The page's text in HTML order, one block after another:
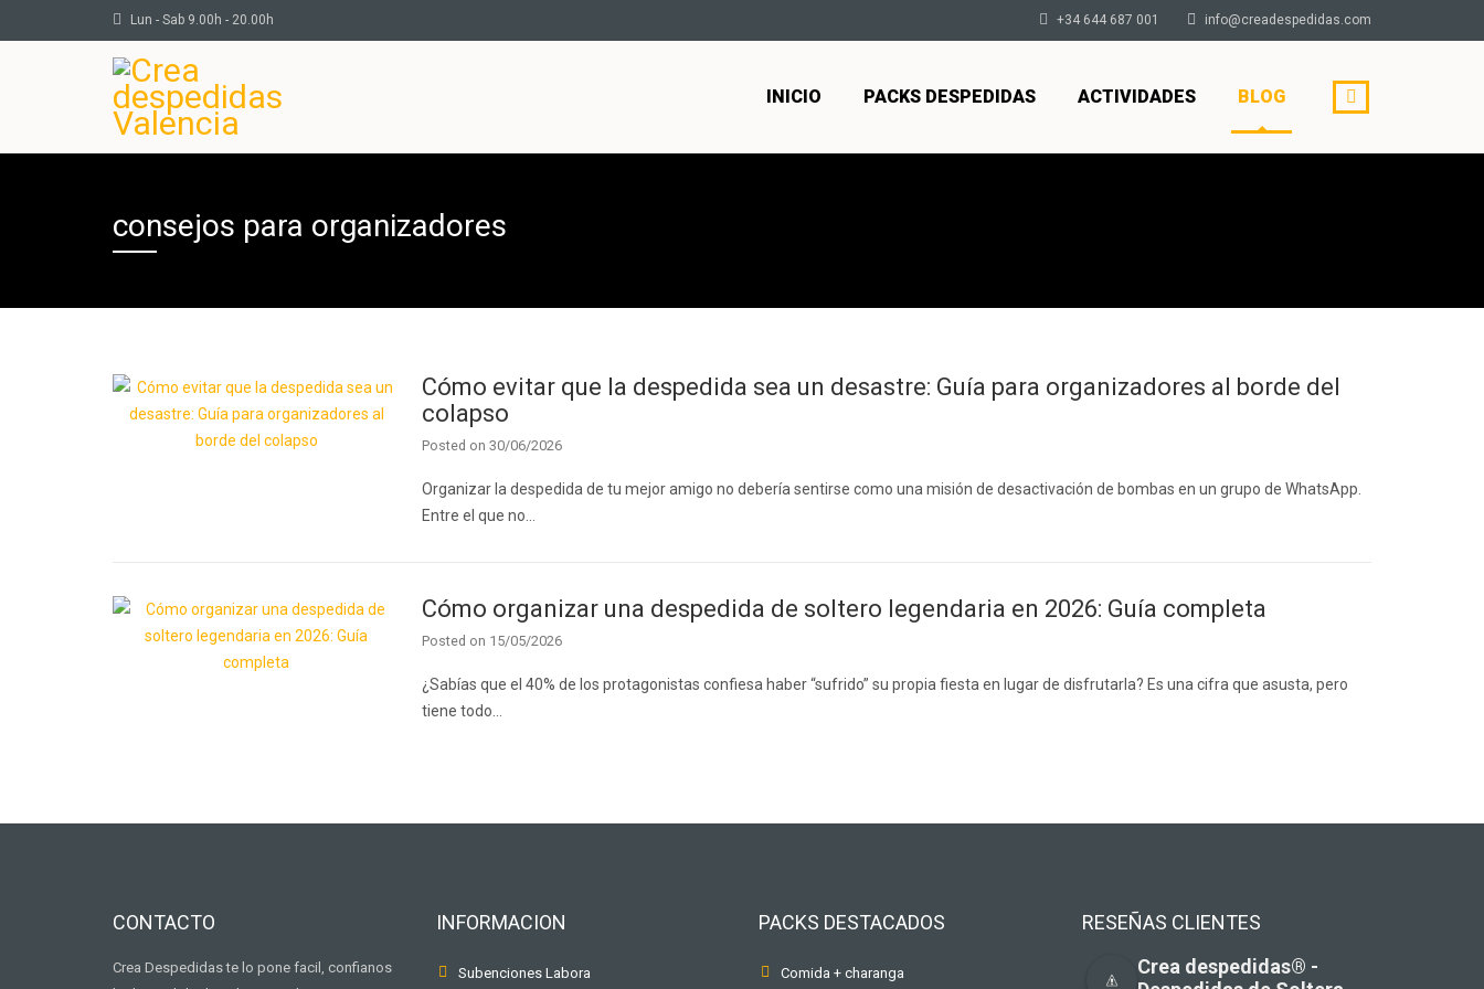
Lun - Sab 9.00h - 20.00h +34 644 687 001 info@creadespedidas.com
INICIO PACKS DESPEDIDAS ACTIVIDADES BLOG
consejos para organizadores
Cómo evitar que la despedida sea un desastre: Guía para organizadores al borde del
colapso
Posted on 30/06/2026
Organizar la despedida de tu mejor amigo no debería sentirse como una misión de desactivación de bombas en un grupo de WhatsApp.
Entre el que no…
Cómo organizar una despedida de soltero legendaria en 2026: Guía completa
Posted on 15/05/2026
¿Sabías que el 40% de los protagonistas confiesa haber “sufrido” su propia fiesta en lugar de disfrutarla? Es una cifra que asusta, pero
tiene todo…
CONTACTO
Crea Despedidas te lo pone facil, confianos
INFORMACION
Subenciones Labora
PACKS DESTACADOS
Comida + charanga
RESEÑAS CLIENTES
Crea despedidas®️ -